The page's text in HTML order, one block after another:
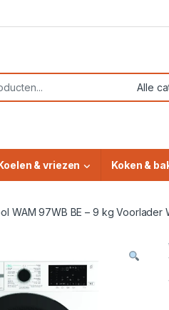
& vriezen Koken &
WAM 97WB BE – 9 kg Voorlader